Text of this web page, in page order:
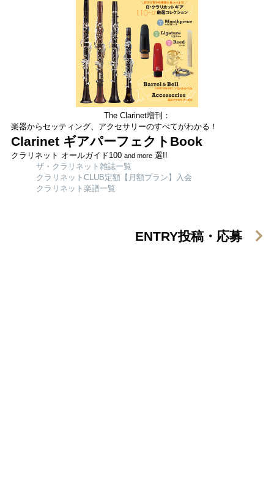
The Clarinet増刊：
楽器からセッティング、アクセサリーのすべてがわかる！
Clarinet ギアパーフェクトBook
クラリネット オールガイド100 and more選!!
ザ・クラリネット雑誌一覧
クラリネットCLUB定額【月額プラン】入会
クラリネット楽譜一覧
ENTRY投稿・応募